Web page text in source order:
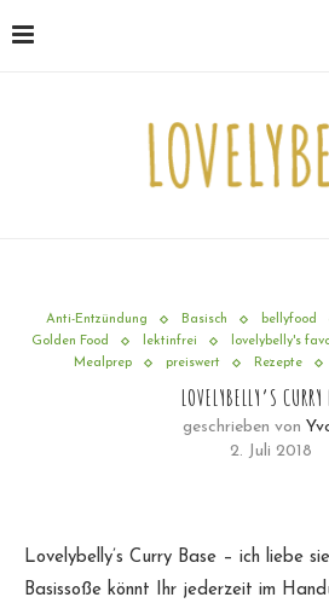
Anti-Entzündung Basisch bellyfood
Golden Food
lektinfrei lovelybelly's
Mealprep
preiswert Rezepte
LOVELYBELLY’S CURRY
geschrieben von
2. Juli 2018
Lovelybelly’s Curry Base – ich liebe
Basissoße könnt Ihr jederzeit im